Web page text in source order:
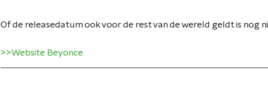
Of de releasedatum ook voor de rest van de wereld geldt is nog
>>Website Beyonce